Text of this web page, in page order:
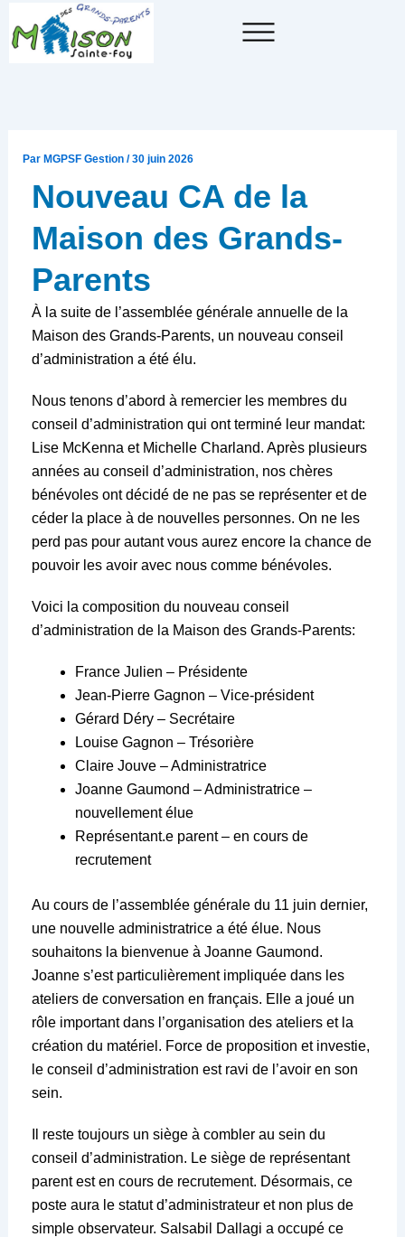
au
contenu
Par MGPSF Gestion /30 juin 2026
Nouveau CA de la
Maison des Grands-
Parents
À la suite de l’assemblée générale annuelle de la
Maison des Grands-Parents, un nouveau conseil
d’administration a été élu.
Nous tenons d’abord à remercier les membres du
conseil d’administration qui ont terminé leur mandat:
Lise McKenna et Michelle Charland. Après plusieurs
années au conseil d’administration, nos chères
bénévoles ont décidé de ne pas se représenter et de
céder la place à de nouvelles personnes. On ne les
perd pas pour autant vous aurez encore la chance de
pouvoir les avoir avec nous comme bénévoles.
Voici la composition du nouveau conseil
d’administration de la Maison des Grands-Parents:
France Julien – Présidente
Jean-Pierre Gagnon – Vice-président
Gérard Déry – Secrétaire
Louise Gagnon – Trésorière
Claire Jouve – Administratrice
Joanne Gaumond – Administratrice –
nouvellement élue
Représentant.e parent – en cours de
recrutement
Au cours de l’assemblée générale du 11 juin dernier,
une nouvelle administratrice a été élue. Nous
souhaitons la bienvenue à Joanne Gaumond.
Joanne s’est particulièrement impliquée dans les
ateliers de conversation en français. Elle a joué un
rôle important dans l’organisation des ateliers et la
création du matériel. Force de proposition et investie,
le conseil d’administration est ravi de l’avoir en son
sein.
Il reste toujours un siège à combler au sein du
conseil d’administration. Le siège de représentant
parent est en cours de recrutement. Désormais, ce
poste aura le statut d’administrateur et non plus de
simple observateur. Salsabil Dallagi a occupé ce